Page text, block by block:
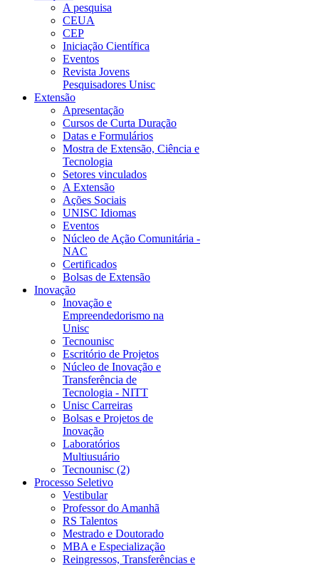
A pesquisa
CEUA
CEP
Iniciação Científica
Eventos
Revista Jovens
Pesquisadores Unisc
Extensão
Apresentação
Cursos de Curta Duração
Datas e Formulários
Mostra de Extensão, Ciência e
Tecnologia
Setores vinculados
A Extensão
Ações Sociais
UNISC Idiomas
Eventos
Núcleo de Ação Comunitária -
NAC
Certificados
Bolsas de Extensão
Inovação
Inovação e
Empreendedorismo na
Unisc
Tecnounisc
Escritório de Projetos
Núcleo de Inovação e
Transferência de
Tecnologia - NITT
Unisc Carreiras
Bolsas e Projetos de
Inovação
Laboratórios
Multiusuário
Tecnounisc (2)
Processo Seletivo
Vestibular
Professor do Amanhã
RS Talentos
Mestrado e Doutorado
MBA e Especialização
Reingressos, Transferências e